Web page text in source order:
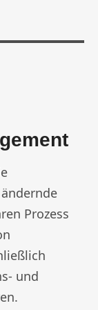
Prozess
und